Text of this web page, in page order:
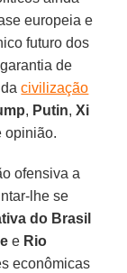
europeia e
futuro dos
de
dacivilização
, Putin,Xi
opinião.
ofensiva a
lhe se
do Brasil
e Rio
econômicas